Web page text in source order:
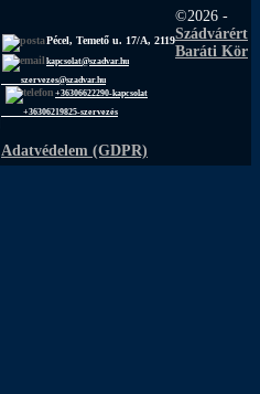
Pécel, Temető u. 17/A, 2119
kapcsolat@szadvar.hu
szervezes@szadvar.hu
+36306622290-kapcsolat
+36306219825-szervezés
©2026 -
Szádvárért
Baráti Kör
Adatvédelem (GDPR)